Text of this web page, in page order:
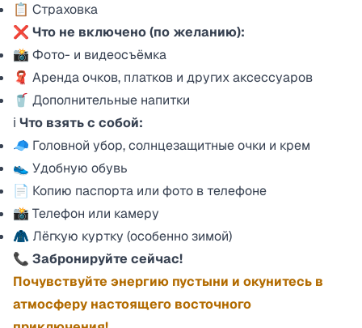
📋 Страховка
❌ Что не включено (по желанию):
📸 Фото- и видеосъёмка
🧣 Аренда очков, платков и других аксессуаров
🥤 Дополнительные напитки
ℹ️ Что взять с собой:
🧢 Головной убор, солнцезащитные очки и крем
👟 Удобную обувь
📄 Копию паспорта или фото в телефоне
📸 Телефон или камеру
🧥 Лёгкую куртку (особенно зимой)
📞 Забронируйте сейчас!
Почувствуйте энергию пустыни и окунитесь в
атмосферу настоящего восточного